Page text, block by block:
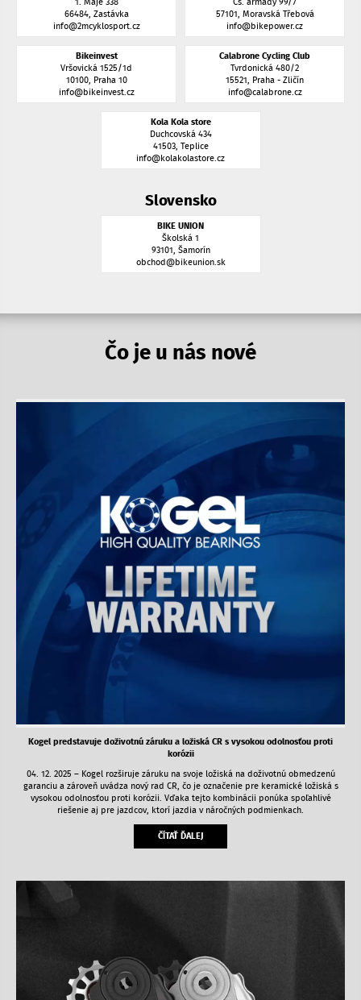
66484, Zastávka
info@2mcyklosport.cz
57101, Moravská Třebová
info@bikepower.cz
Bikeinvest
Vršovická 1525/1d
10100, Praha 10
info@bikeinvest.cz
Calabrone Cycling Club
Tvrdonická 480/2
15521, Praha - Zličín
info@calabrone.cz
Kola Kola store
Duchcovská 434
41503, Teplice
info@kolakolastore.cz
Slovensko
BIKE UNION
Školská 1
93101, Šamorín
obchod@bikeunion.sk
Čo je u nás nové
Kogel predstavuje doživotnú záruku a ložiská CR s vysokou odolnosťou proti
korózii
04. 12. 2025 – Kogel rozširuje záruku na svoje ložiská na doživotnú obmedzenú
garanciu a zároveň uvádza nový rad CR, čo je označenie pre keramické ložiská s
vysokou odolnosťou proti korózii. Vďaka tejto kombinácii ponúka spoľahlivé
riešenie aj pre jazdcov, ktorí jazdia v náročných podmienkach.
ČÍTAŤ ĎALEJ